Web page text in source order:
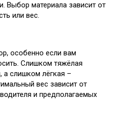
Выбор материала зависит от
или вес.
особенно если вам
Слишком тяжёлая
а слишком лёгкая –
вес зависит от
и предполагаемых